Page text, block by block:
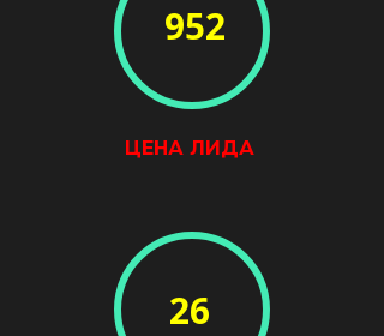
ЦЕНА ЛИДА
952
26